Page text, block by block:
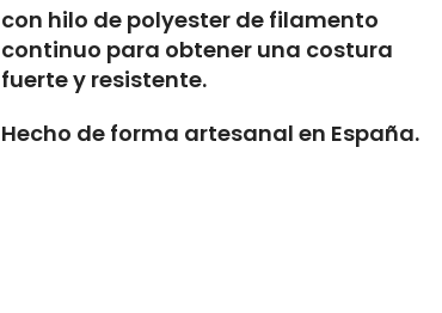
con hilo de polyester de filamento
continuo para obtener una costura
fuerte y resistente.
Hecho de forma artesanal en España.